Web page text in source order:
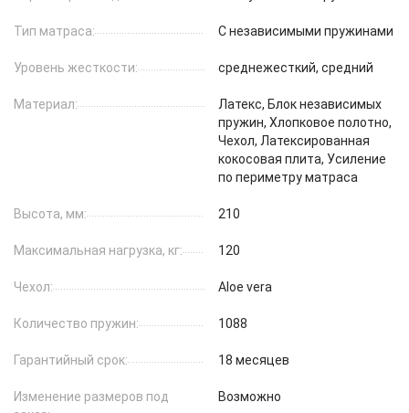
Тип матраса: С независимыми пружинами
Уровень жесткости: среднежесткий, средний
Материал:
Латекс, Блок независимых
пружин, Хлопковое полотно,
Чехол, Латексированная
кокосовая плита, Усиление
по периметру матраса
Высота, мм: 210
Максимальная нагрузка, кг: 120
Чехол: Aloe vera
Количество пружин: 1088
Гарантийный срок: 18 месяцев
Изменение размеров под
Возможно